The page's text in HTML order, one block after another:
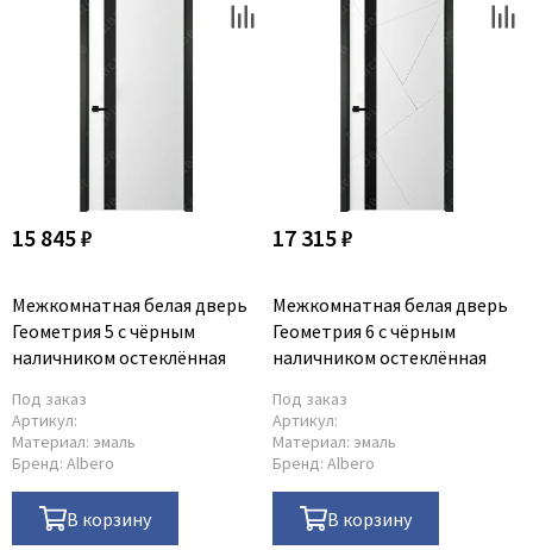
15 845 ₽
Межкомнатная белая дверь
Геометрия 5 с чёрным
наличником остеклённая
Под заказ
Артикул:
Материал: эмаль
Бренд: Albero
В корзину
17 315 ₽
Межкомнатная белая дверь
Геометрия 6 с чёрным
наличником остеклённая
Под заказ
Артикул:
Материал: эмаль
Бренд: Albero
В корзину